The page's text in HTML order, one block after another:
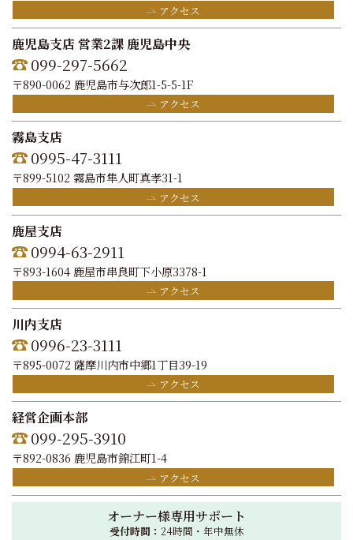
アクセス
鹿児島支店 営業2課 鹿児島中央
099-297-5662
〒890-0062 鹿児島市与次郎1-5-5-1F
アクセス
霧島支店
0995-47-3111
〒899-5102 霧島市隼人町真孝31-1
アクセス
鹿屋支店
0994-63-2911
〒893-1604 鹿屋市串良町下小原3378-1
アクセス
川内支店
0996-23-3111
〒895-0072 薩摩川内市中郷1丁目39-19
アクセス
経営企画本部
099-295-3910
〒892-0836 鹿児島市錦江町1-4
アクセス
オーナー様専用サポート
受付時間： 24時間・年中無休